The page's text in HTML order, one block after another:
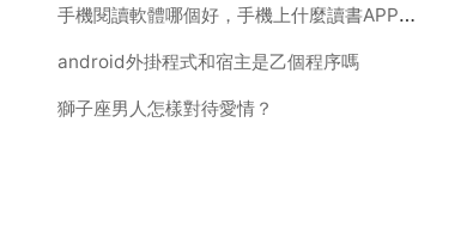
手機閱讀軟體哪個好，手機上什麼讀書APP最好啊
android外掛程式和宿主是乙個程序嗎
獅子座男人怎樣對待愛情？